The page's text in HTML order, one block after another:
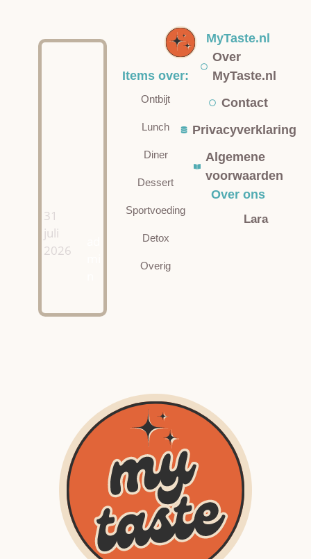
31
juli
2026
Items over:
Ontbijt
Lunch
Diner
Dessert
Sportvoeding
Detox
Overig
MyTaste.nl
Over
MyTaste.nl
Contact
Privacyverklaring
Algemene
voorwaarden
Over ons
Lara